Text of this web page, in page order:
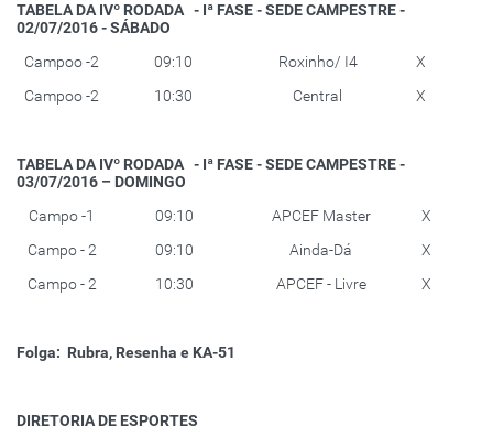
TABELA DA IVº RODADA - Iª FASE - SEDE CAMPESTRE -
02/07/2016 - SÁBADO
Campoo -2
09:10 Roxinho/ I4
X
Campoo -2
10:30 Central X
TABELA DA IVº RODADA - Iª FASE - SEDE CAMPESTRE -
03/07/2016 – DOMINGO
Campo -1
09:10 APCEF Master
X
Campo - 2
09:10 Ainda-Dá
X
Campo - 2
10:30 APCEF - Livre X
Folga: Rubra, Resenha e KA-51
DIRETORIA DE ESPORTES